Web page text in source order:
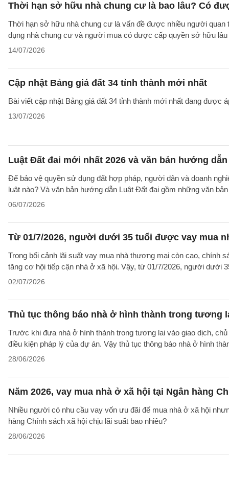
Thời hạn sở hữu nhà chung cư là bao lâu? Có
Thời hạn sở hữu nhà chung cư là vấn đề được nhiều người quan
dụng nhà chung cư và người mua có được cấp quyền sở hữu
14/07/2026
Cập nhật Bảng giá đất 34 tỉnh thành mới nhất
Bài viết cập nhật Bảng giá đất 34 tỉnh thành mới nhất đang được
13/07/2026
Luật Đất đai mới nhất 2026 và văn bản hướng
Để bảo vệ quyền sử dụng đất hợp pháp, người dân và doanh
luật nào? Và văn bản hướng dẫn Luật Đất đai gồm những văn
06/07/2026
Từ 01/7/2026, người dưới 35 tuổi được vay mua
Trong bối cảnh lãi suất vay mua nhà thương mại còn cao, chính
tăng cơ hội tiếp cận nhà ở xã hội. Vậy, từ 01/7/2026, người dưới
02/07/2026
Thủ tục thông báo nhà ở hình thành trong tương
Trước khi đưa nhà ở hình thành trong tương lai vào giao dịch,
điều kiện pháp lý của dự án. Vậy thủ tục thông báo nhà ở hình
28/06/2026
Năm 2026, vay mua nhà ở xã hội tại Ngân hàng
Nhiều người có nhu cầu vay vốn ưu đãi để mua nhà ở xã hội
hàng Chính sách xã hội chịu lãi suất bao nhiêu?
28/06/2026